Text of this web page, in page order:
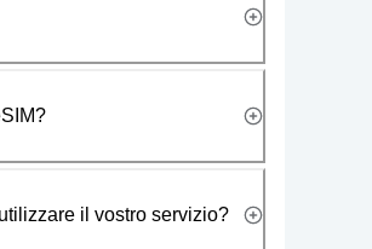
il vostro servizio?